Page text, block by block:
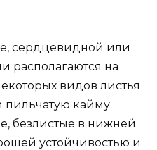
сердцевидной или
на
видов листья
кайму.
безлистые в нижней
устойчивостью и